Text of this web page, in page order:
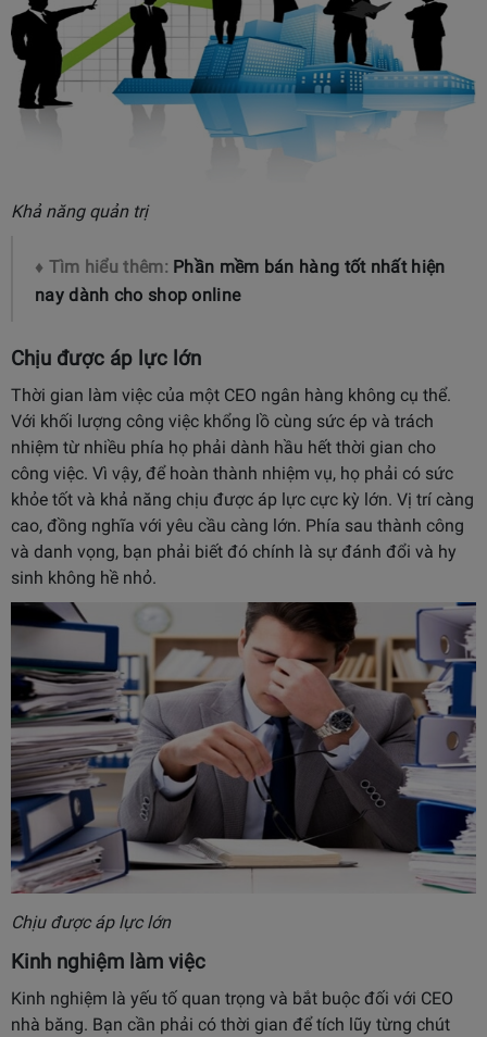
Khả năng quản trị
♦ Tìm hiểu thêm: Phần mềm bán hàng tốt nhất hiện
nay dành cho shop online
Chịu được áp lực lớn
Thời gian làm việc của một CEO ngân hàng không cụ thể.
Với khối lượng công việc khổng lồ cùng sức ép và trách
nhiệm từ nhiều phía họ phải dành hầu hết thời gian cho
công việc. Vì vậy, để hoàn thành nhiệm vụ, họ phải có sức
khỏe tốt và khả năng chịu được áp lực cực kỳ lớn. Vị trí càng
cao, đồng nghĩa với yêu cầu càng lớn. Phía sau thành công
và danh vọng, bạn phải biết đó chính là sự đánh đổi và hy
sinh không hề nhỏ.
Chịu được áp lực lớn
Kinh nghiệm làm việc
Kinh nghiệm là yếu tố quan trọng và bắt buộc đối với CEO
nhà băng. Bạn cần phải có thời gian để tích lũy từng chút